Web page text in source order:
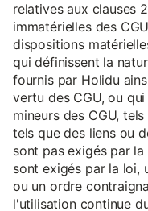
relatives aux clauses
immatérielles des
dispositions
qui définissent la
fournis par Holidu
vertu des CGU, ou
mineurs des CGU,
tels que des liens ou
sont pas exigés par
sont exigés par la loi,
ou un ordre
l'utilisation continue